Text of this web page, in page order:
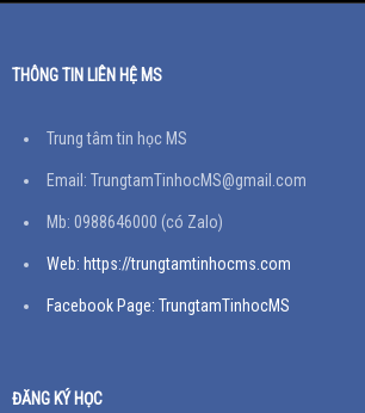
THÔNG TIN LIÊN HỆ MS
Trung tâm tin học MS
Email: TrungtamTinhocMS@gmail.com
Mb: 0988646000 (có Zalo)
Web: https://trungtamtinhocms.com
Facebook Page: TrungtamTinhocMS
ĐĂNG KÝ HỌC